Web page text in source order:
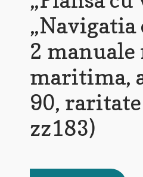
„Navigatia
2
maritima,
90,
zz183)